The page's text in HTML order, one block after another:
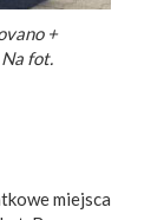
+
fot.
miejsca